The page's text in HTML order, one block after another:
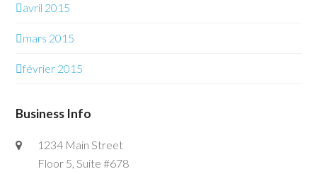
avril 2015
mars 2015
février 2015
Business Info
1234 Main Street
Floor 5, Suite #678